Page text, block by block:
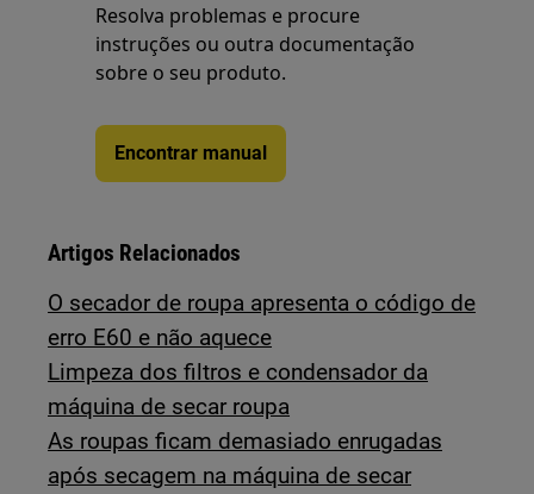
Resolva problemas e procure
instruções ou outra documentação
sobre o seu produto.
Encontrar manual
Artigos Relacionados
O secador de roupa apresenta o código de
erro E60 e não aquece
Limpeza dos filtros e condensador da
máquina de secar roupa
As roupas ficam demasiado enrugadas
após secagem na máquina de secar